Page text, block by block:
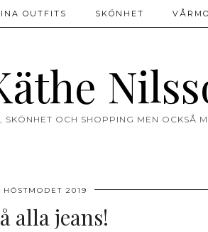
SKÖNHET OCH SHOPPING MEN OCKSÅ
OUTFITS SKÖNHET
HÖSTMODET 2019
alla jeans!